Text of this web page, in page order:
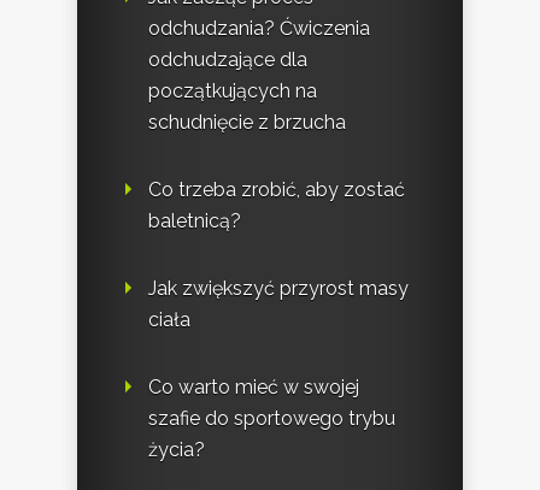
odchudzania? Ćwiczenia
odchudzające dla
początkujących na
schudnięcie z brzucha
Co trzeba zrobić, aby zostać
baletnicą?
Jak zwiększyć przyrost masy
ciała
Co warto mieć w swojej
szafie do sportowego trybu
życia?